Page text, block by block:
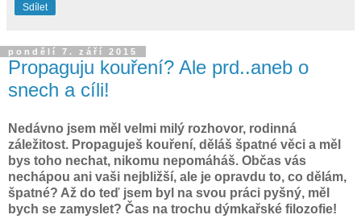
Sdílet
pondělí 7. září 2015
Propaguju kouření? Ale prd..aneb o
snech a cíli!
Nedávno jsem měl velmi milý rozhovor, rodinná
záležitost. Propaguješ kouření, děláš špatné věci a měl
bys toho nechat, nikomu nepomáháš. Občas vás
nechápou ani vaši nejbližší, ale je opravdu to, co dělám,
špatné? Až do teď jsem byl na svou práci pyšný, měl
bych se zamyslet? Čas na trochu dýmkařské filozofie!